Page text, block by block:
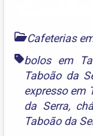
Cafeterias
bolos em
Taboão da
expresso em
da Serra,
Taboão da